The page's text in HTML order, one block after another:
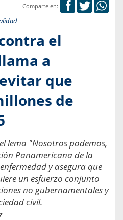
Comparte en:
el
a
que
de
lema "Nosotros podemos,
Panamericana de la
y asegura que
un esfuerzo conjunto
no gubernamentales y
civil.